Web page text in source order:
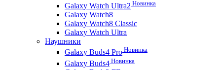
Galaxy Watch Ultra2 Новинка
Galaxy Watch8
Galaxy Watch8 Classic
Galaxy Watch Ultra
Наушники
Galaxy Buds4 Pro Новинка
Galaxy Buds4 Новинка